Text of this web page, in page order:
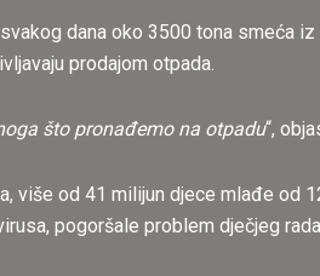
dana oko 3500 tona smeća
prodajom otpada.
što pronađemo na otpadu“,
više od 41 milijun djece mlađe od
pogoršale problem dječjeg rada.